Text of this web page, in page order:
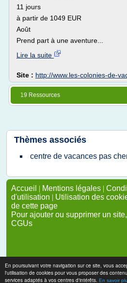
En poursuivant votre navigation sur ce site, vous
l'utilisation de cookies pour vous proposer des
services adaptés à vos centres d'intérêts. En savoir
11 jours
à partir de 1049 EUR
Août
Prend part à une aventure...
Lire la suite
Site : http://www.les-colonies-de-
19 Ressources
Thèmes associés
centre de vacances pas
Accueil | Mentions légales |
d'utilisation | Utilisation des
de cette page
Pour ajouter ou supprimer un
CGUs